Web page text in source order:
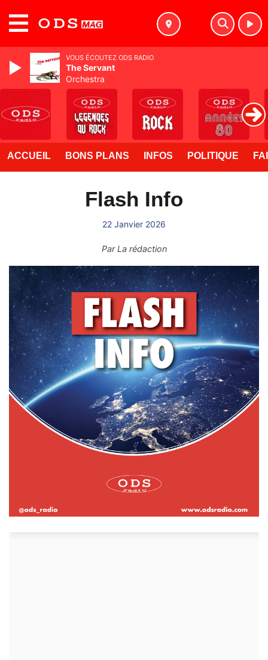
ACCUEIL BONS PLANS INFOS POLITIQUE
Flash Info
22 Janvier 2026
ParLa rédaction
VOUS ÉCOUTEZ ODS RADIO
The Servant
Orchestra